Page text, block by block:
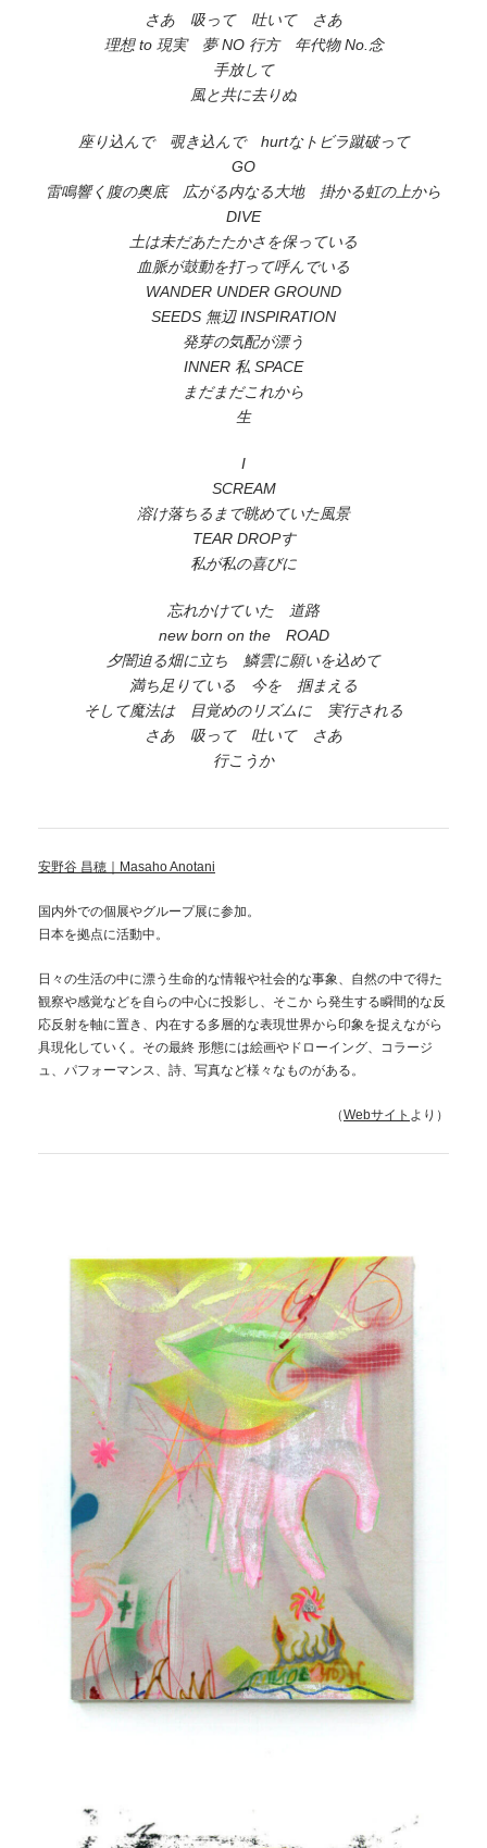
さあ 吸って 吐いて さあ
理想 to 現実 夢 NO 行方 年代物 No.念
手放して
風と共に去りぬ
座り込んで 覗き込んで hurtなトビラ蹴破って
GO
雷鳴響く腹の奥底 広がる内なる大地 掛かる虹の上から
DIVE
土は未だあたたかさを保っている
血脈が鼓動を打って呼んでいる
WANDER UNDER GROUND
SEEDS 無辺 INSPIRATION
発芽の気配が漂う
INNER 私 SPACE
まだまだこれから
生
I
SCREAM
溶け落ちるまで眺めていた風景
TEAR DROPす
私が私の喜びに
忘れかけていた 道路
new born on the ROAD
夕闇迫る畑に立ち 鱗雲に願いを込めて
満ち足りている 今を 掴まえる
そして魔法は 目覚めのリズムに 実行される
さあ 吸って 吐いて さあ
行こうか
安野谷 昌穂｜Masaho Anotani
国内外での個展やグループ展に参加。
日本を拠点に活動中。
日々の生活の中に漂う生命的な情報や社会的な事象、自然の中で得た
観察や感覚などを自らの中心に投影し、そこか ら発生する瞬間的な反
応反射を軸に置き、内在する多層的な表現世界から印象を捉えながら
具現化していく。その最終 形態には絵画やドローイング、コラージ
ュ、パフォーマンス、詩、写真など様々なものがある。
（Webサイト より）